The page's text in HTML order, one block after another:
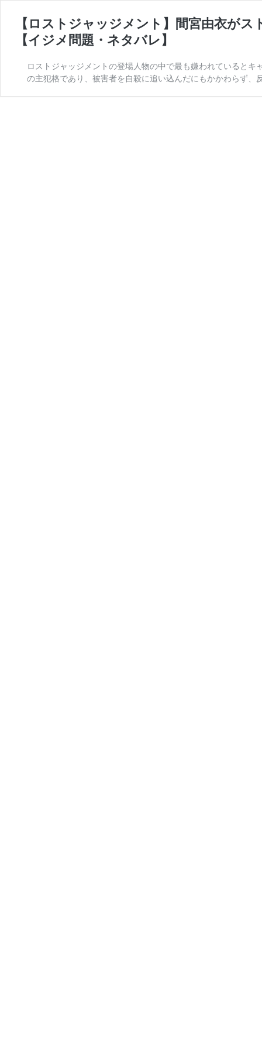
【ロストジャッジメント】間宮由衣が
【イジメ問題・ネタバレ】
ロストジャッジメントの登場人物の中で最も嫌われていると
の主犯格であり、被害者を自殺に追い込んだにもかかわらず